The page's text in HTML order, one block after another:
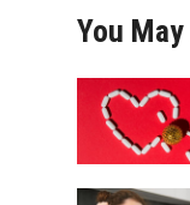
You May